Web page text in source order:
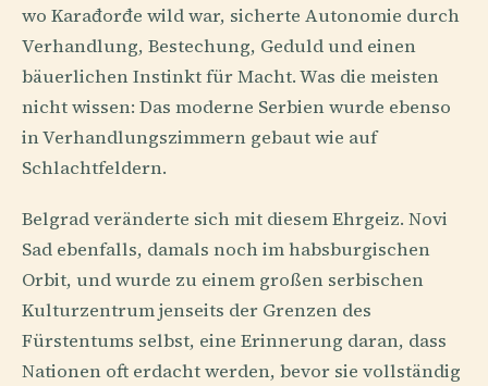
wo Karađorđe wild war, sicherte Autonomie durch
Verhandlung, Bestechung, Geduld und einen
bäuerlichen Instinkt für Macht. Was die meisten
nicht wissen: Das moderne Serbien wurde ebenso
in Verhandlungszimmern gebaut wie auf
Schlachtfeldern.
Belgrad veränderte sich mit diesem Ehrgeiz. Novi
Sad ebenfalls, damals noch im habsburgischen
Orbit, und wurde zu einem großen serbischen
Kulturzentrum jenseits der Grenzen des
Fürstentums selbst, eine Erinnerung daran, dass
Nationen oft erdacht werden, bevor sie vollständig